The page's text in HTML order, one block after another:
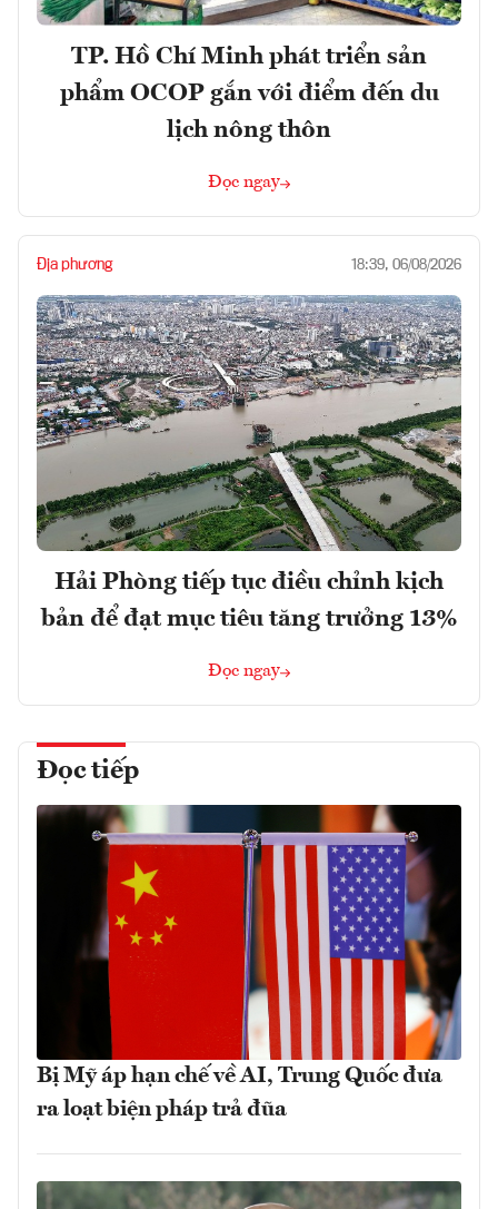
TP. Hồ Chí Minh phát triển sản
phẩm OCOP gắn với điểm đến du
lịch nông thôn
Đọc ngay
Địa phương 18:39, 06/08/2026
Hải Phòng tiếp tục điều chỉnh kịch
bản để đạt mục tiêu tăng trưởng 13%
Đọc ngay
Đọc tiếp
Bị Mỹ áp hạn chế về AI, Trung Quốc đưa
ra loạt biện pháp trả đũa